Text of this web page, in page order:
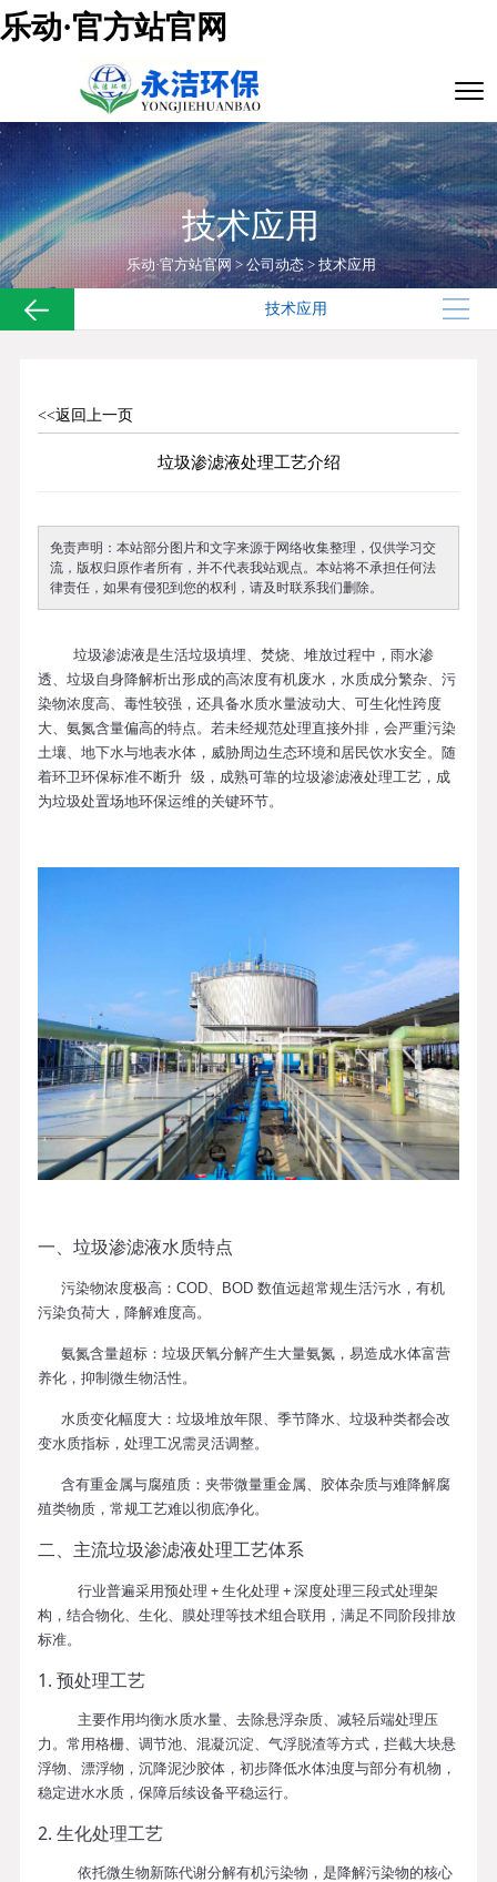
乐动·官方站官网
技术应用
乐动·官方站官网 > 公司动态> 技术应用
技术应用
<<返回上一页
垃圾渗滤液处理工艺介绍
免责声明：本站部分图片和文字来源于网络收集整理，仅供学习交
流，版权归原作者所有，并不代表我站观点。本站将不承担任何法
律责任，如果有侵犯到您的权利，请及时联系我们删除。
垃圾渗滤液是生活垃圾填埋、焚烧、堆放过程中，雨水渗
透、垃圾自身降解析出形成的高浓度有机废水，水质成分繁杂、污
染物浓度高、毒性较强，还具备水质水量波动大、可生化性跨度
大、氨氮含量偏高的特点。若未经规范处理直接外排，会严重污染
土壤、地下水与地表水体，威胁周边生态环境和居民饮水安全。随
着环卫环保标准不断升 级，成熟可靠的垃圾渗滤液处理工艺，成
为垃圾处置场地环保运维的关键环节。
一、垃圾渗滤液水质特点
污染物浓度极高 ：COD、BOD 数值远超常规生活污水，有机
污染负荷大，降解难度高。
氨氮含量超标 ：垃圾厌氧分解产生大量氨氮，易造成水体富营
养化，抑制微生物活性。
水质变化幅度大 ：垃圾堆放年限、季节降水、垃圾种类都会改
变水质指标，处理工况需灵活调整。
含有重金属与腐殖质 ：夹带微量重金属、胶体杂质与难降解腐
殖类物质，常规工艺难以彻底净化。
二、主流垃圾渗滤液处理工艺体系
行业普遍采用预处理 + 生化处理 + 深度处理三段式处理架
构，结合物化、生化、膜处理等技术组合联用，满足不同阶段排放
标准。
1. 预处理工艺
主要作用均衡水质水量、去除悬浮杂质、减轻后端处理压
力。常用格栅、调节池、混凝沉淀、气浮脱渣等方式，拦截大块悬
浮物、漂浮物，沉降泥沙胶体，初步降低水体浊度与部分有机物，
稳定进水水质，保障后续设备平稳运行。
2. 生化处理工艺
依托微生物新陈代谢分解有机污染物，是降解污染物的核心